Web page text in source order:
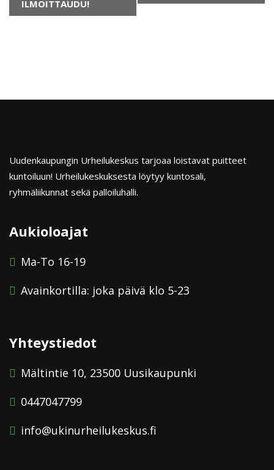
ILMOITTAUDU!
Uudenkaupungin Urheilukeskus tarjoaa loistavat puitteet
kuntoiluun! Urheilukeskuksesta löytyy kuntosali,
ryhmäliikunnat sekä palloiluhalli.
Aukioloajat
Ma-To 16-19
Avainkortilla: joka päivä klo 5-23
Yhteystiedot
Mältintie 10, 23500 Uusikaupunki
0447047799
info@ukinurheilukeskus.fi